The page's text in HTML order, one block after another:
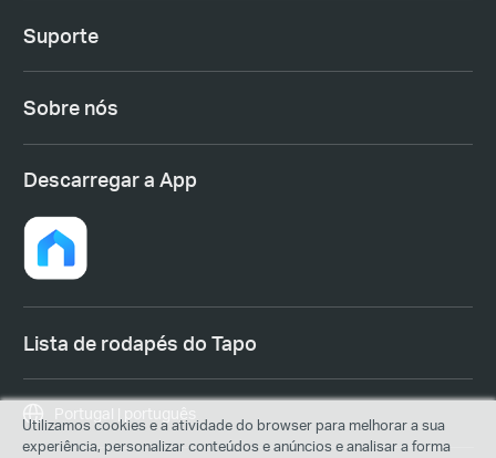
Suporte
Sobre nós
Descarregar a App
Lista de rodapés do Tapo
Portugal | português
Utilizamos cookies e a atividade do browser para melhorar a sua
experiência, personalizar conteúdos e anúncios e analisar a forma